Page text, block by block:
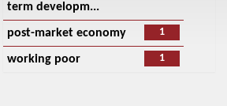
term developm...
1
post-market economy
1
working poor